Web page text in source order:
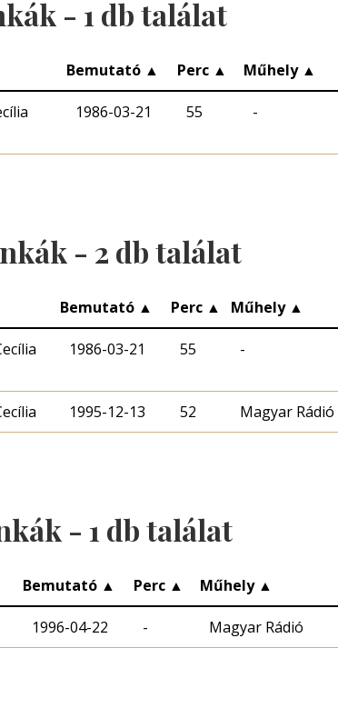
- 1 db találat
Bemutató ▲ Perc ▲ Műhely ▲
1986-03-21 55 -
- 2 db találat
Bemutató ▲ Perc ▲ Műhely ▲
1986-03-21 55 -
1995-12-13 52 Magyar Rádió
- 1 db találat
Bemutató ▲ Perc ▲ Műhely ▲
1996-04-22 - Magyar Rádió